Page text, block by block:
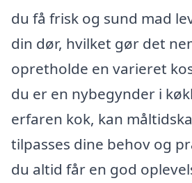
du få frisk og sund mad
din dør, hvilket gør det
opretholde en varieret
du er en nybegynder i
erfaren kok, kan
tilpasses dine behov og
du altid får en god